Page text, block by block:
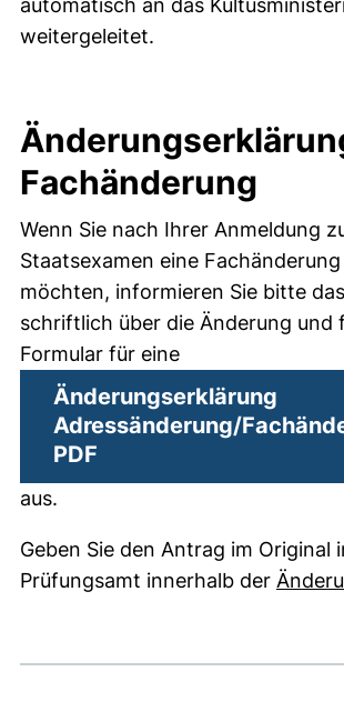
automatisch an das
weitergeleitet.
Fachänderung
Wenn Sie nach Ihrer Anmeldung
Staatsexamen eine
möchten, informieren Sie bitte
schriftlich über die Änderung und
Formular für eine
Änderungserklärung
Adressänderung/
PDF
aus.
Geben Sie den Antrag im Original
Prüfungsamt innerhalb der